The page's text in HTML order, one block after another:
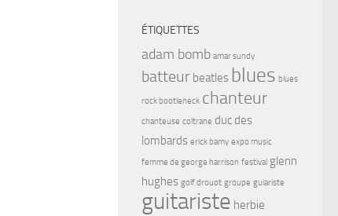
ÉTIQUETTES
adam bomb amar sundy
batteur beatles blues blues
rock bootleneck chanteur
chanteuse coltrane duc des
lombards erick bamy expo music
femme de george harrison festival glenn
hughes golf drouot groupe guiariste
guitariste herbie